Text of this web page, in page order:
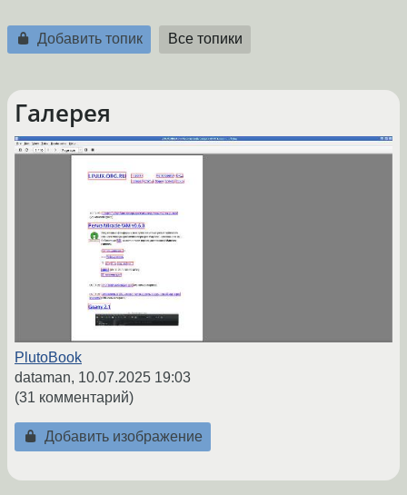
Добавить топик Все топики
Галерея
PlutoBook
dataman, 10.07.2025 19:03
(31 комментарий)
Добавить изображение